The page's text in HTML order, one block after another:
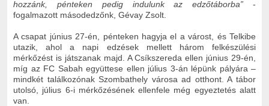
hozzánk, pénteken pedig indulunk az edzőtáborba” -
fogalmazott másodedzőnk, Gévay Zsolt.
A csapat június 27-én, pénteken hagyja el a várost, és Telkibe
utazik, ahol a napi edzések mellett három felkészülési
mérkőzést is játszanak majd. A Csíkszereda ellen június 29-én,
míg az FC Sabah együttese ellen július 3-án lépünk pályára –
mindkét találkozónak Szombathely városa ad otthont. A tábor
utolsó, július 6-i mérkőzésének ellenfele még egyeztetés alatt
van.